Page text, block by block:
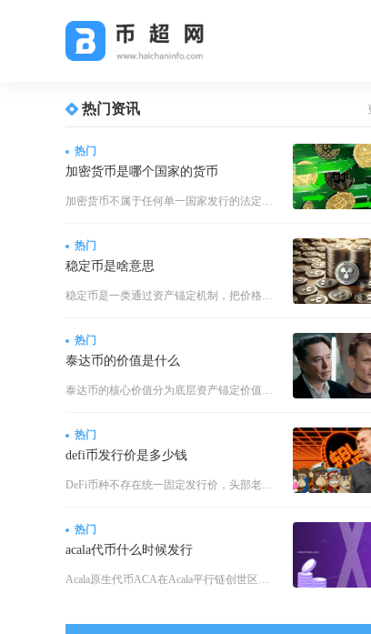
热门资讯
热门
加密货币是哪个国家的货币
加密货币不属于任何单一国家发行的法定货币，按照品类划分，去中心化原生加密货币无主权归属、不
热门
稳定币是啥意思
稳定币是一类通过资产锚定机制，把价格长期维持在固定价位的加密代币，市场绝大多数稳定币锚定美
热门
泰达币的价值是什么
泰达币的核心价值分为底层资产锚定价值、加密市场基础设施价值、跨场景流通实用价值三个核心维度
热门
defi币发行价是多少钱
DeFi币种不存在统一固定发行价，头部老牌DeFi主流币私募/公募发行价区间集中在0.3美
热门
acala代币什么时候发行
Acala原生代币ACA在Acala平行链创世区块同步完成全部铸造发行，创世区块落地时间为